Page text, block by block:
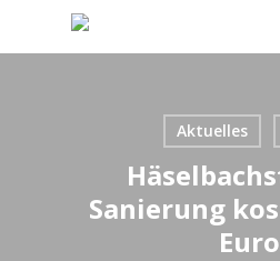
Aktuelles
Sanierung
Euro